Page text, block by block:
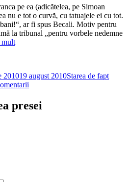
Băsescu,
Ponta,
Antonescu,
Voiculescu
pe ea (adicătelea, pe Simoan
nu e tot o curvă, cu tatuajele ei cu tot.
ar fi spus Becali. Motiv pentru
la tribunal „pentru vorbele nedemne
mult
201019 august 2010Starea de fapt
vară
fierbinte
presei